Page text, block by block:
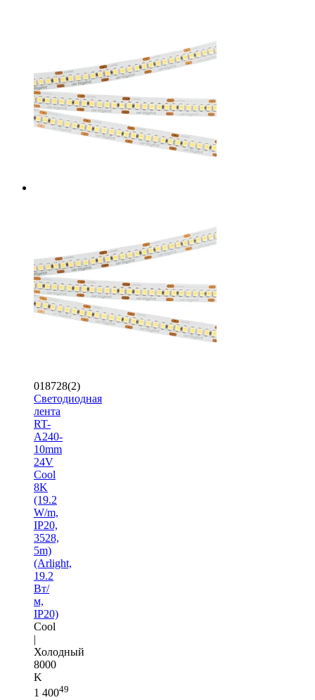
018728(2)
Светодиодная
лента
RT-
A240-
10mm
24V
Cool
8K
(19.2
W/m,
IP20,
3528,
5m)
(Arlight,
19.2
Вт/
м,
IP20)
Cool
|
Холодный
8000
K
1 40049